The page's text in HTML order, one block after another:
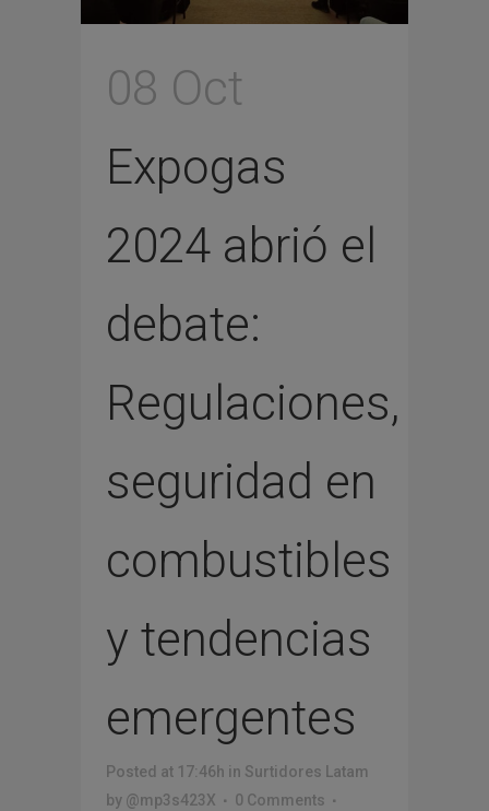
08 Oct
Expogas
2024 abrió el
debate:
Regulaciones,
seguridad en
combustibles
y tendencias
emergentes
Posted at 17:46h in Surtidores Latam
by @mp3s423X
0 Comments